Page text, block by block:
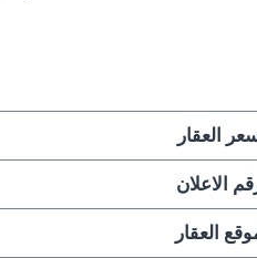
العقار
الاعلان
العقار